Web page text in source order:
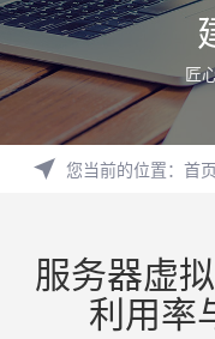
匠
您当前的位置： 首页
服务器虚
利用率